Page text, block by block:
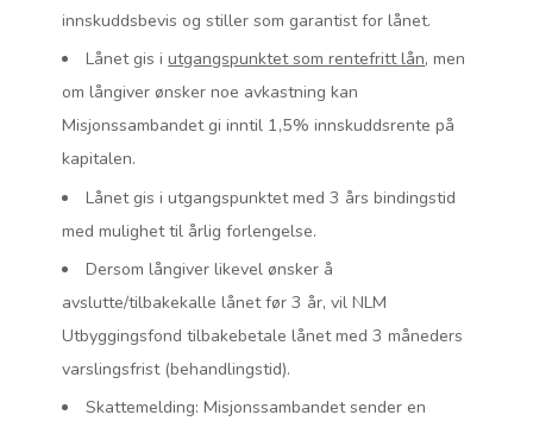
innskuddsbevis og stiller som garantist for lånet.
Lånet gis iutgangspunktet som rentefritt lån, men
om långiver ønsker noe avkastning kan
Misjonssambandet gi inntil 1,5% innskuddsrente på
kapitalen.
Lånet gis i utgangspunktet med 3 års bindingstid
med mulighet til årlig forlengelse.
Dersom långiver likevel ønsker å
avslutte/tilbakekalle lånet før 3 år, vil NLM
Utbyggingsfond tilbakebetale lånet med 3 måneders
varslingsfrist (behandlingstid).
Skattemelding: Misjonssambandet sender en